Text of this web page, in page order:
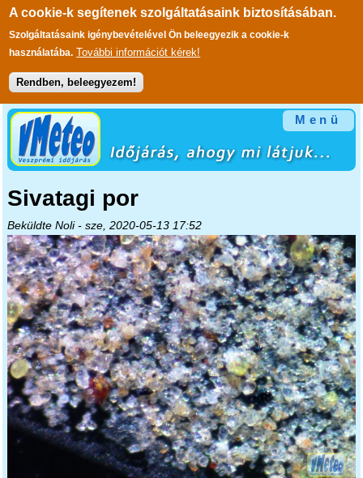
A cookie-k segítenek szolgáltatásaink biztosításában.
Szolgáltatásaink igénybevételével Ön beleegyezik a cookie-k
használatába. További információt kérek!
Rendben, beleegyezem!
Ugrás a tartalomra
Menü
Sivatagi por
Beküldte Noli- sze, 2020-05-13 17:52